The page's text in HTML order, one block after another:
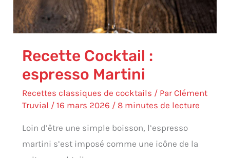
Recette Cocktail :
espresso Martini
Recettes classiques de cocktails / ParClément
Truvial /16 mars 2026 / 8 minutes de lecture
Loin d’être une simple boisson, l’espresso
martini s’est imposé comme une icône de la